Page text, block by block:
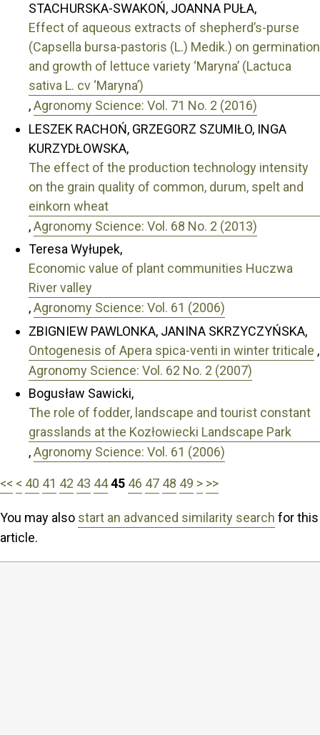
STACHURSKA-SWAKOŃ, JOANNA PUŁA,
Effect of aqueous extracts of shepherd’s-purse
(Capsella bursa-pastoris (L.) Medik.) on germination
and growth of lettuce variety ‘Maryna’ (Lactuca
sativa L. cv ‘Maryna’)
,Agronomy Science: Vol. 71 No. 2 (2016)
LESZEK RACHOŃ, GRZEGORZ SZUMIŁO, INGA
KURZYDŁOWSKA,
The effect of the production technology intensity
on the grain quality of common, durum, spelt and
einkorn wheat
,Agronomy Science: Vol. 68 No. 2 (2013)
Teresa Wyłupek,
Economic value of plant communities Huczwa
River valley
,Agronomy Science: Vol. 61 (2006)
ZBIGNIEW PAWLONKA, JANINA SKRZYCZYŃSKA,
Ontogenesis of Apera spica-venti in winter triticale ,
Agronomy Science: Vol. 62 No. 2 (2007)
Bogusław Sawicki,
The role of fodder, landscape and tourist constant
grasslands at the Kozłowiecki Landscape Park
,Agronomy Science: Vol. 61 (2006)
<< < 40 41 42 43 4445 46 47 48 49 > >>
You may also start an advanced similarity search for this
article.